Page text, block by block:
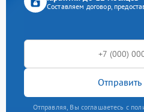
Составляем договор,
Отправить
Отправляя, Вы соглашаетесь с